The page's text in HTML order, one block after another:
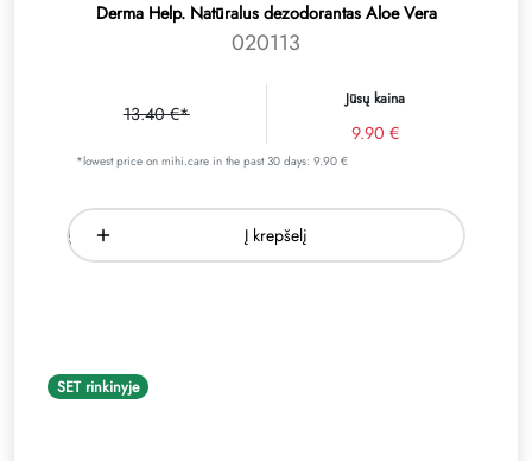
Derma Help. Natūralus dezodorantas Aloe Vera
020113
13.40 €*
Jūsų kaina
9.90 €
*lowest price on mihi.care in the past 30 days: 9.90 €
Į krepšelį
SET rinkinyje